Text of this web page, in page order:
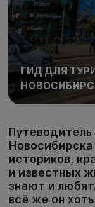
ГИД ДЛЯ
историков,
и известных
знают и
всё же он